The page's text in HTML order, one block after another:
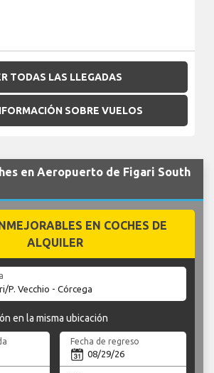
TODAS LAS LLEGADAS
SOBRE VUELOS
en Aeropuerto de Figari South
EN COCHES DE
ALQUILER
en la misma ubicación
Fecha de regreso